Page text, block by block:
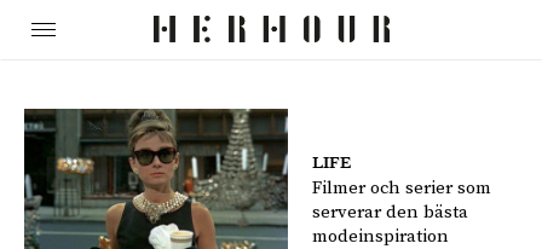
LIFE
Filmer och serier som
serverar den bästa
modeinspiration